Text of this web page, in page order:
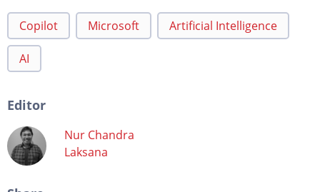
Copilot Microsoft Artificial Intelligence
AI
Editor
Nur Chandra
Laksana